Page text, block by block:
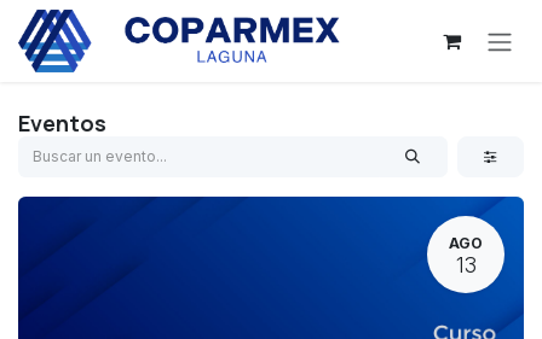
Ir al contenido
Eventos
AGO
13